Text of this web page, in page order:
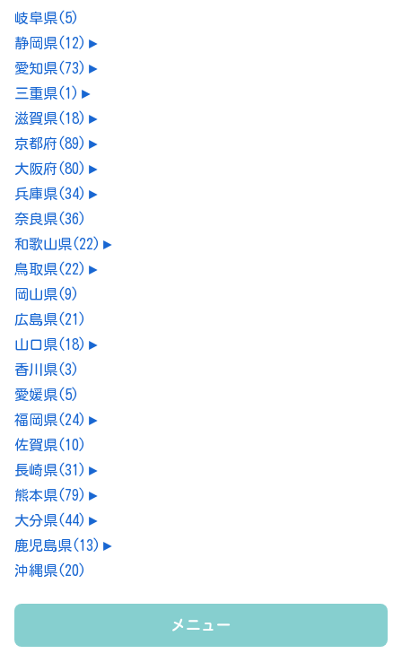
岐阜県(5)
静岡県(12) ►
愛知県(73) ►
三重県(1) ►
滋賀県(18) ►
京都府(89) ►
大阪府(80) ►
兵庫県(34) ►
奈良県(36)
和歌山県(22) ►
鳥取県(22) ►
岡山県(9)
広島県(21)
山口県(18) ►
香川県(3)
愛媛県(5)
福岡県(24) ►
佐賀県(10)
長崎県(31) ►
熊本県(79) ►
大分県(44) ►
鹿児島県(13) ►
沖縄県(20)
メニュー